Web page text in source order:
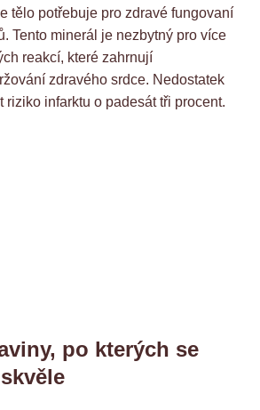
tělo potřebuje pro zdravé fungovaní
Tento minerál je nezbytný pro více
reakcí, které zahrnují
zdravého srdce. Nedostatek
riziko infarktu o padesát tři procent.
po kterých se